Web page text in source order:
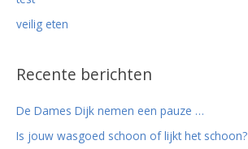
veilig eten
Recente berichten
De Dames Dijk nemen een pauze …
Is jouw wasgoed schoon of lijkt het schoon?